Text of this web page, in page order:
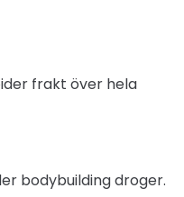
frakt över hela
bodybuilding droger.